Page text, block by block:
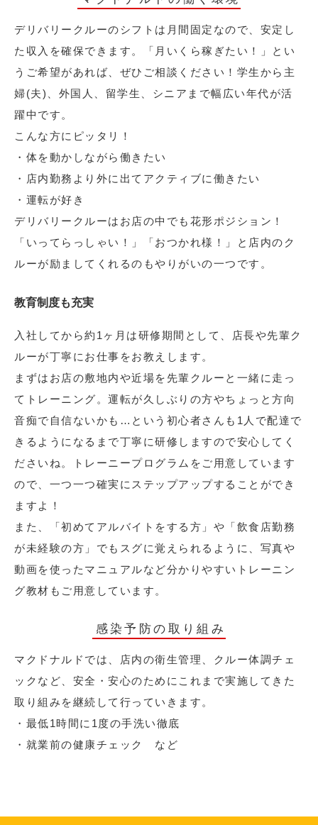
デリバリークルーのシフトは月間固定なので、安定し
た収入を確保できます。「月いくら稼ぎたい！」とい
うご希望があれば、ぜひご相談ください！学生から主
婦(夫)、外国人、留学生、シニアまで幅広い年代が活
躍中です。
こんな方にピッタリ！
・体を動かしながら働きたい
・店内勤務より外に出てアクティブに働きたい
・運転が好き
デリバリークルーはお店の中でも花形ポジション！
「いってらっしゃい！」「おつかれ様！」と店内のク
ルーが励ましてくれるのもやりがいの一つです。
教育制度も充実
入社してから約1ヶ月は研修期間として、店長や先輩ク
ルーが丁寧にお仕事をお教えします。
まずはお店の敷地内や近場を先輩クルーと一緒に走っ
てトレーニング。運転が久しぶりの方やちょっと方向
音痴で自信ないかも…という初心者さんも1人で配達で
きるようになるまで丁寧に研修しますので安心してく
ださいね。トレーニープログラムをご用意しています
ので、一つ一つ確実にステップアップすることができ
ますよ！
また、「初めてアルバイトをする方」や「飲食店勤務
が未経験の方」でもスグに覚えられるように、写真や
動画を使ったマニュアルなど分かりやすいトレーニン
グ教材もご用意しています。
感染予防の取り組み
マクドナルドでは、店内の衛生管理、クルー体調チェ
ックなど、安全・安心のためにこれまで実施してきた
取り組みを継続して行っていきます。
・最低1時間に1度の手洗い徹底
・就業前の健康チェック など